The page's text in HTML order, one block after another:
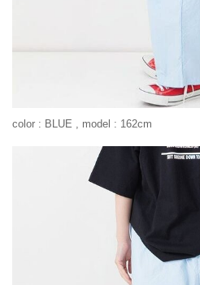
color : BLUE , model : 162cm